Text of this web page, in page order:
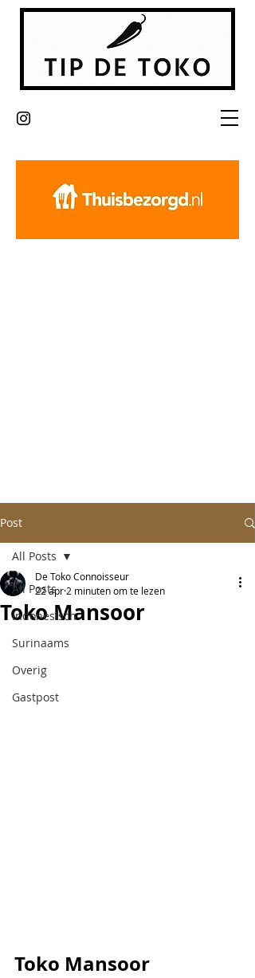
Post
All Posts
Indonesisch
Surinaams
Overig
Gastpost
All Posts
Toko Mansoor
De Toko Connoisseur
22 apr 2 minuten om te lezen
Toko Mansoor